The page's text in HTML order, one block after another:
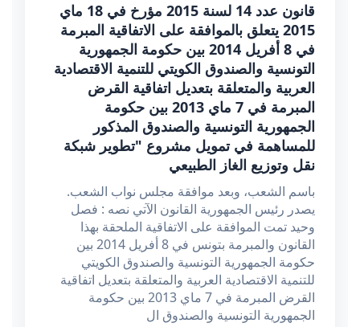
قانون عدد 14 لسنة 2015 مؤرخ في 18 ماي
2015 يتعلق بالموافقة على الاتفاقية المبرمة
في 8 أفريل 2014 بين حكومة الجمهورية
التونسية والصندوق الكويتي للتنمية الاقتصادية
العربية والمتعلقة بتعديل اتفاقية القرض
المبرمة في 7 ماي 2013 بين حكومة
الجمهورية التونسية والصندوق المذكور
للمساهمة في تمويل مشروع "تطوير شبكة
نقل وتوزيع الغاز الطبيعي
باسم الشعب، وبعد موافقة مجلس نواب الشعب.
يصدر رئيس الجمهورية القانون الآتي نصه : فصل
وحيد تمت الموافقة على الاتفاقية الملحقة بهذا
القانون والمبرمة بتونس في 8 أفريل 2014 بين
حكومة الجمهورية التونسية والصندوق الكويتي
للتنمية الاقتصادية العربية والمتعلقة بتعديل اتفاقية
القرض المبرمة في 7 ماي 2013 بين حكومة
الجمهورية التونسية والصندوق ال